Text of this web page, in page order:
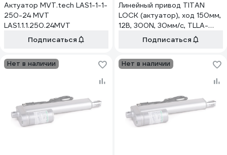
Актуатор MVT.tech LAS1-1-1-
250-24 MVT
LAS1.1.1.250.24MVT
Подписаться
Линейный привод TITAN
LOCK (актуатор), ход 150мм,
12В, 300N, 30мм/с, TLLA-
A18-150-12-300-30
Подписаться
Нет в наличии Нет в наличии